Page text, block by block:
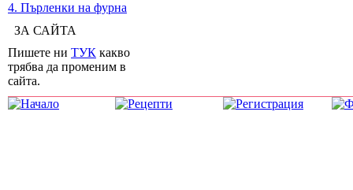
4. Пърленки на фурна
ЗА САЙТА
Пишете ни ТУК какво
трябва да променим в
сайта.